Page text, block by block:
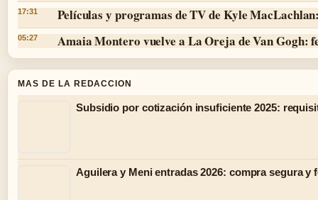
17:31 Películas y programas de TV de Kyle
05:27 Amaia Montero vuelve a La Oreja de Van Gogh:
MAS DE LA REDACCION
Subsidio por cotización insuficiente 2025:
Aguilera y Meni entradas 2026: compra segura y